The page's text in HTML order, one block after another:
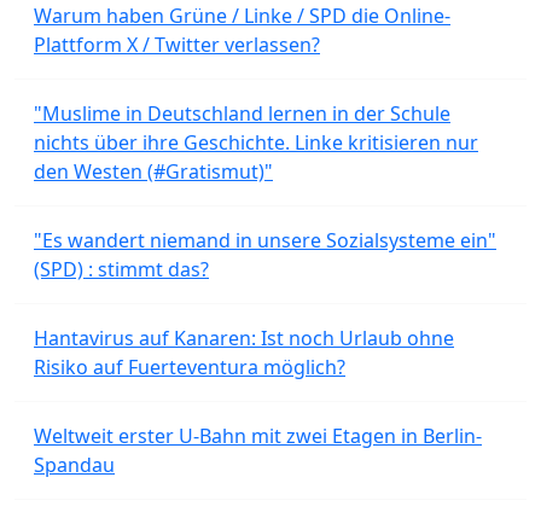
Warum haben Grüne / Linke / SPD die Online-
Plattform X / Twitter verlassen?
"Muslime in Deutschland lernen in der Schule
nichts über ihre Geschichte. Linke kritisieren nur
den Westen (#Gratismut)"
"Es wandert niemand in unsere Sozialsysteme ein"
(SPD) : stimmt das?
Hantavirus auf Kanaren: Ist noch Urlaub ohne
Risiko auf Fuerteventura möglich?
Weltweit erster U-Bahn mit zwei Etagen in Berlin-
Spandau